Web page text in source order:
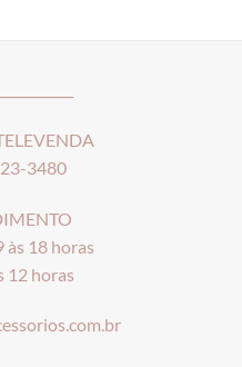
3480
às 18 horas
12 horas